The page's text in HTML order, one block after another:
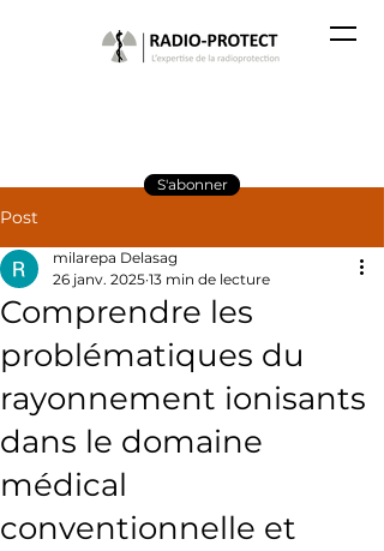
S'abonner
Post
Comprendre les
problématiques du
rayonnement ionisants
dans le domaine
médical
conventionnelle et
milarepa Delasag
26 janv. 2025 13 min de lecture